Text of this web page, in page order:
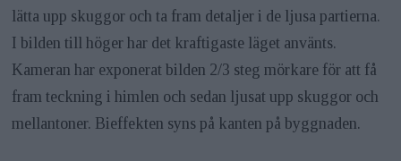
lätta upp skuggor och ta fram detaljer i de ljusa partierna.
I bilden till höger har det kraftigaste läget använts.
Kameran har exponerat bilden 2/3 steg mörkare för att få
fram teckning i himlen och sedan ljusat upp skuggor och
mellantoner. Bieffekten syns på kanten på byggnaden.